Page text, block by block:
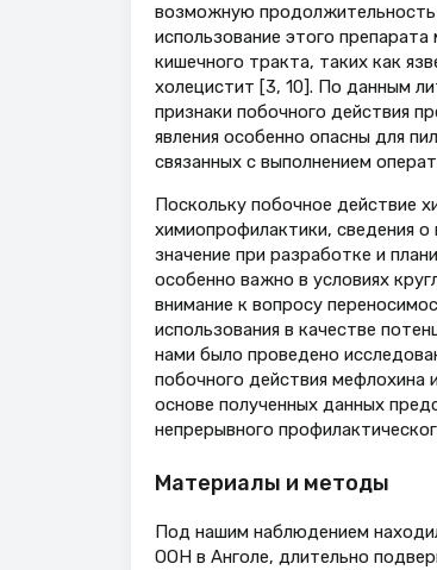
возможную продолжительность
использование этого
кишечного тракта, таких как
холецистит [3, 10]. По данным
признаки побочного действия
явления особенно опасны для
связанных с выполнением
Поскольку побочное действие
химиопрофилактики, сведения
значение при разработке и
особенно важно в условиях
внимание к вопросу
использования в качестве
нами было проведено
побочного действия мефлохина
основе полученных данных
непрерывного
Материалы и методы
Под нашим наблюдением
ООН в Анголе, длительно